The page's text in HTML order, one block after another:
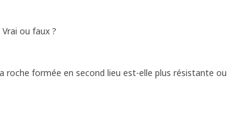
ou faux ?
roche formée en second lieu est-elle plus résistante ou